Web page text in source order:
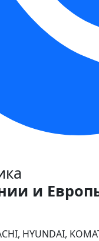
и
HYUNDAI,